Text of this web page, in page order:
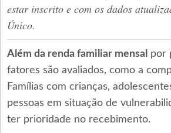
estar inscrito e com os dados
Único.
Além da renda familiar mensal por
fatores são avaliados, como a
Famílias com crianças,
pessoas em situação de
ter prioridade no recebimento.